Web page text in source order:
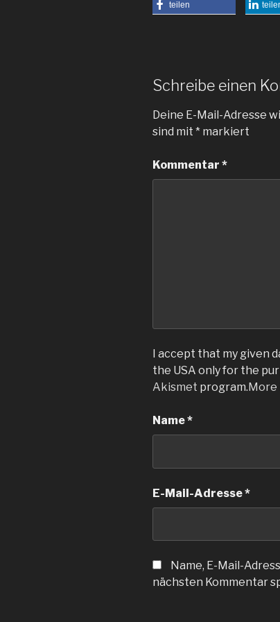
teilen
Schreibe einen
Deine E-Mail-Adresse
sind mit * markiert
Kommentar *
I accept that my given
the USA only for the
Akismet program. More
Name*
E-Mail-Adresse*
Name, E-Mail-
nächsten Kommentar